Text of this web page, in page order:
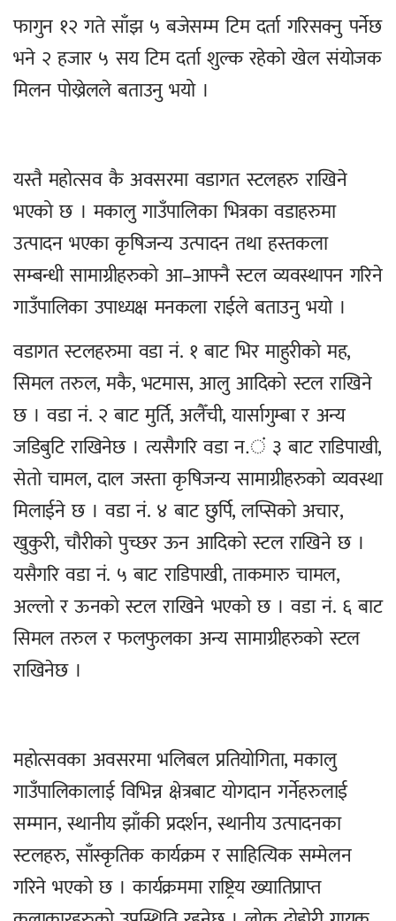
फागुन १२ गते साँझ ५ बजेसम्म टिम दर्ता गरिसक्नु पर्नेछ
भने २ हजार ५ सय टिम दर्ता शुल्क रहेको खेल संयोजक
मिलन पोख्रेलले बताउनु भयो ।
यस्तै महोत्सव कै अवसरमा वडागत स्टलहरु राखिने
भएको छ । मकालु गाउँपालिका भित्रका वडाहरुमा
उत्पादन भएका कृषिजन्य उत्पादन तथा हस्तकला
सम्बन्धी सामाग्रीहरुको आ–आफ्नै स्टल व्यवस्थापन गरिने
गाउँपालिका उपाध्यक्ष मनकला राईले बताउनु भयो ।
वडागत स्टलहरुमा वडा नं. १ बाट भिर माहुरीको मह,
सिमल तरुल, मकै, भटमास, आलु आदिको स्टल राखिने
छ । वडा नं. २ बाट मुर्ति, अलैँची, यार्सागुम्बा र अन्य
जडिबुटि राखिनेछ । त्यसैगरि वडा न.ं ३ बाट राडिपाखी,
सेतो चामल, दाल जस्ता कृषिजन्य सामाग्रीहरुको व्यवस्था
मिलाईने छ । वडा नं. ४ बाट छुर्पि, लप्सिको अचार,
खुकुरी, चौरीको पुच्छर ऊन आदिको स्टल राखिने छ ।
यसैगरि वडा नं. ५ बाट राडिपाखी, ताकमारु चामल,
अल्लो र ऊनको स्टल राखिने भएको छ । वडा नं. ६ बाट
सिमल तरुल र फलफुलका अन्य सामाग्रीहरुको स्टल
राखिनेछ ।
महोत्सवका अवसरमा भलिबल प्रतियोगिता, मकालु
गाउँपालिकालाई विभिन्न क्षेत्रबाट योगदान गर्नेहरुलाई
सम्मान, स्थानीय झाँकी प्रदर्शन, स्थानीय उत्पादनका
स्टलहरु, साँस्कृतिक कार्यक्रम र साहित्यिक सम्मेलन
गरिने भएको छ । कार्यक्रममा राष्ट्रिय ख्यातिप्राप्त